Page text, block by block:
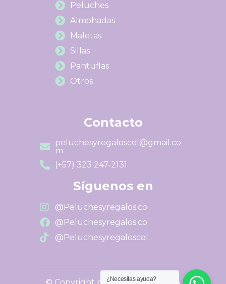
Peluches
Almohadas
Maletas
Sillas
Pantuflas
Otros
Contacto
peluchesyregaloscol@gmail.co
m
(+57) 323 247-2131
Síguenos en
@Peluchesyregalos.co
@Peluchesyregalos.co
@Peluchesyregaloscol
¿Necesitas ayuda?